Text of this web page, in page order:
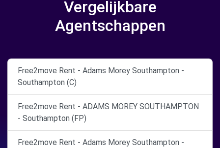
Vergelijkbare
Agentschappen
Free2move Rent - Adams Morey Southampton -
Southampton (C)
Free2move Rent - ADAMS MOREY SOUTHAMPTON
- Southampton (FP)
Free2move Rent - Adams Morey Southampton -